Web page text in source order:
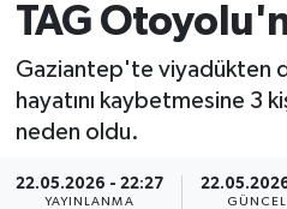
TAG
Gaziantep'te viyadükten
hayatını kaybetmesine 3
neden oldu.
22.05.2026 - 22:27
YAYINLANMA
Resmi İlanlar
Süper Lig Puan
Tüm Manşetler